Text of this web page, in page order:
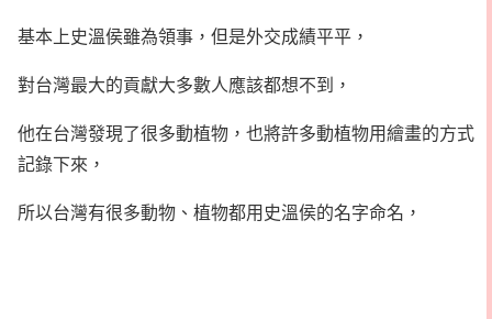
基本上史溫侯雖為領事，但是外交成績平平，
對台灣最大的貢獻大多數人應該都想不到，
他在台灣發現了很多動植物，也將許多動植物用繪畫的方式
記錄下來，
所以台灣有很多動物、植物都用史溫侯的名字命名，